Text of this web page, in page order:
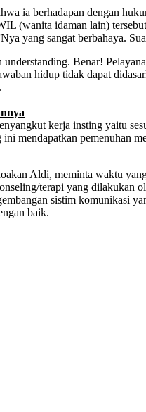
ia berhadapan dengan
(wanita idaman lain)
yang sangat berbahaya.
Benar!
hidup tidak dapat
kerja insting yaitu
mendapatkan pemenuhan
Aldi, meminta waktu
terapi yang dilakukan
sistim komunikasi
baik.